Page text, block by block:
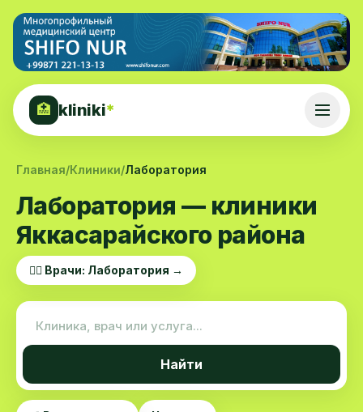
🏥 kliniki*
Главная/Клиники/Лаборатория
Лаборатория — клиники
Яккасарайского района
👨‍⚕️ Врачи: Лаборатория →
Найти